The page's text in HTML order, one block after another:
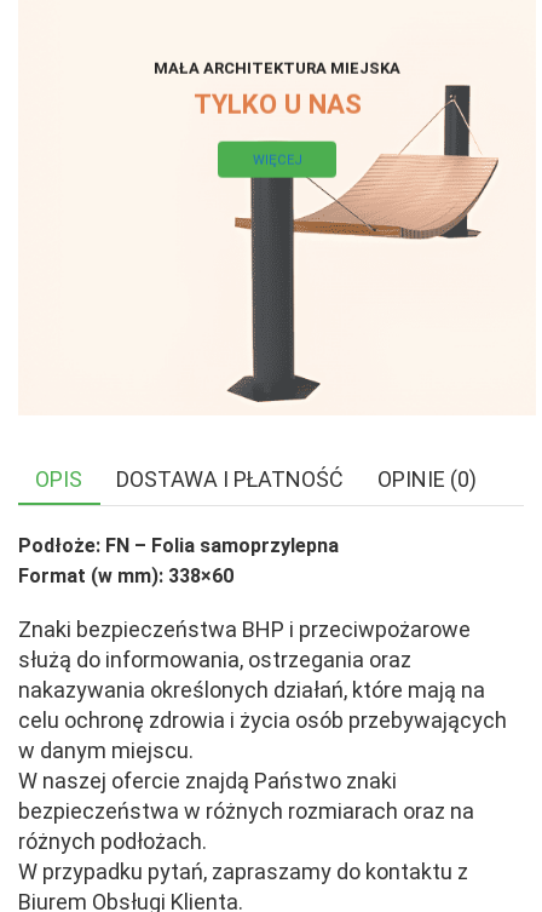
MAŁA ARCHITEKTURA MIEJSKA
TYLKO U NAS
WIĘCEJ
OPIS DOSTAWA I PŁATNOŚĆ OPINIE (0)
Podłoże: FN – Folia samoprzylepna
Format (w mm): 338×60
Znaki bezpieczeństwa BHP i przeciwpożarowe
służą do informowania, ostrzegania oraz
nakazywania określonych działań, które mają na
celu ochronę zdrowia i życia osób przebywających
w danym miejscu.
W naszej ofercie znajdą Państwo znaki
bezpieczeństwa w różnych rozmiarach oraz na
różnych podłożach.
W przypadku pytań, zapraszamy do kontaktu z
Biurem Obsługi Klienta.